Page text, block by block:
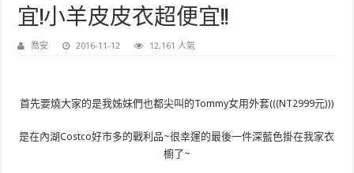
宜!小羊皮皮衣超便宜!!
喬安 2016-11-12 12,161 人氣
首先要燒大家的是我姊妹們也都尖叫的Tommy女用外套(((NT2999元)))
是在內湖Costco好市多的戰利品~很幸運的最後一件深藍色掛在我家衣
櫥了~